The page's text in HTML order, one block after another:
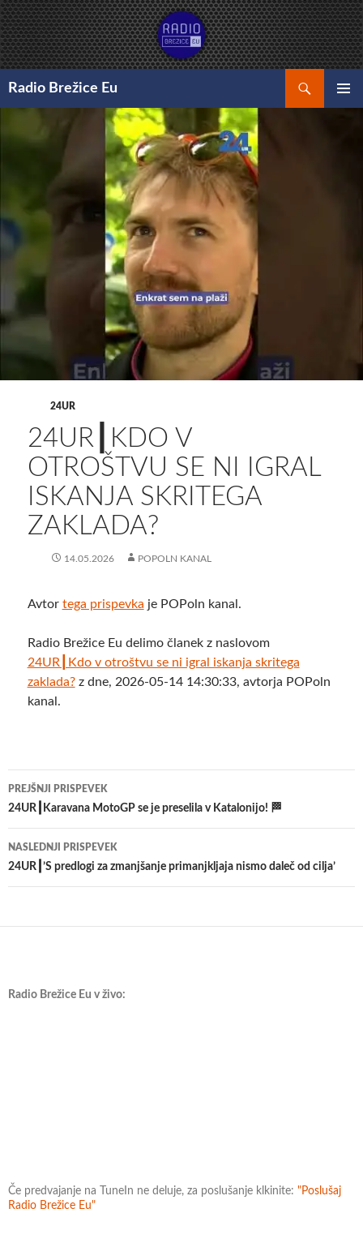
Preskoči
na
vsebino
Radio Brežice Eu
24UR
24UR┃KDO V
OTROŠTVU SE NI IGRAL
ISKANJA SKRITEGA
ZAKLADA?
14.05.2026 POPOLN KANAL
Avtor tega prispevka je POPoln kanal.
Radio Brežice Eu delimo članek z naslovom
24UR┃Kdo v otroštvu se ni igral iskanja skritega
zaklada?z dne, 2026-05-14 14:30:33, avtorja POPoln
kanal.
Krmarjenje
po
prispevkih
PREJŠNJI PRISPEVEK
24UR┃Karavana MotoGP se je preselila v Katalonijo! 🏁
NASLEDNJI PRISPEVEK
24UR┃’S predlogi za zmanjšanje primanjkljaja nismo daleč od cilja’
Radio Brežice Eu v živo:
Če predvajanje na TuneIn ne deluje, za poslušanje klkinite: "Poslušaj
Radio Brežice Eu"